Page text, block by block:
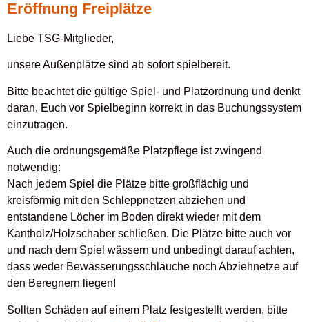
Eröffnung Freiplätze
Liebe TSG-Mitglieder,
unsere Außenplätze sind ab sofort spielbereit.
Bitte beachtet die gültige Spiel- und Platzordnung und denkt
daran, Euch vor Spielbeginn korrekt in das Buchungssystem
einzutragen.
Auch die ordnungsgemäße Platzpflege ist zwingend
notwendig:
Nach jedem Spiel die Plätze bitte großflächig und
kreisförmig mit den Schleppnetzen abziehen und
entstandene Löcher im Boden direkt wieder mit dem
Kantholz/Holzschaber schließen. Die Plätze bitte auch vor
und nach dem Spiel wässern und unbedingt darauf achten,
dass weder Bewässerungsschläuche noch Abziehnetze auf
den Beregnern liegen!
Sollten Schäden auf einem Platz festgestellt werden, bitte